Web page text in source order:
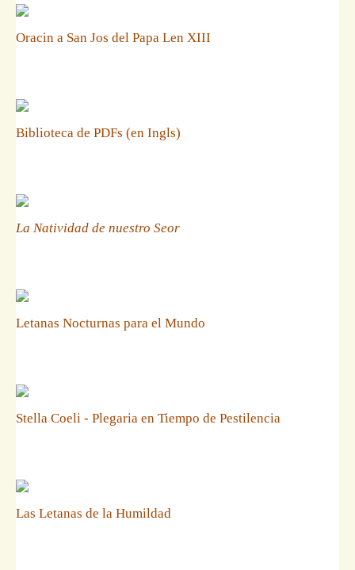
Oracin a San Jos del Papa Len XIII
Biblioteca de PDFs (en Ingls)
La Natividad de nuestro Seor
Letanas Nocturnas para el Mundo
Stella Coeli - Plegaria en Tiempo de Pestilencia
Las Letanas de la Humildad